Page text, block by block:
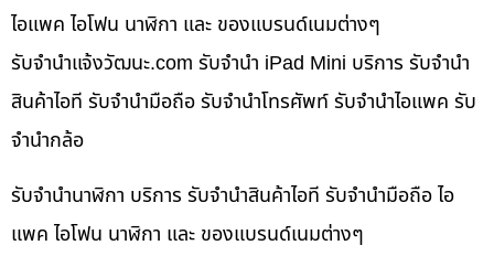
ไอแพค ไอโฟน นาฬิกา และ ของแบรนด์เนมต่างๆ
รับจํานําแจ้งวัฒนะ.com รับจำนำ iPad Mini บริการ รับจำนำ
สินค้าไอที รับจำนำมือถือ รับจำนำโทรศัพท์ รับจำนำไอแพค รับ
จำนำกล้อ
รับจำนำนาฬิกา บริการ รับจำนำสินค้าไอที รับจำนำมือถือ ไอ
แพค ไอโฟน นาฬิกา และ ของแบรนด์เนมต่างๆ